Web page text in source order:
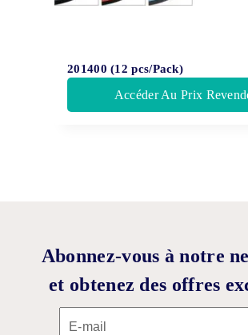
201400 (12 pcs/Pack)
Accéder Au Prix
Abonnez-vous à notre
et obtenez des offres